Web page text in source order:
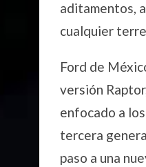
aditamentos,
cualquier
Ford de
versión
enfocado a
tercera
paso a una